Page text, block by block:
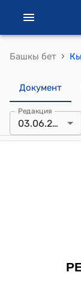
Башкы бет ›
Документ
Редакция
03.06.2026